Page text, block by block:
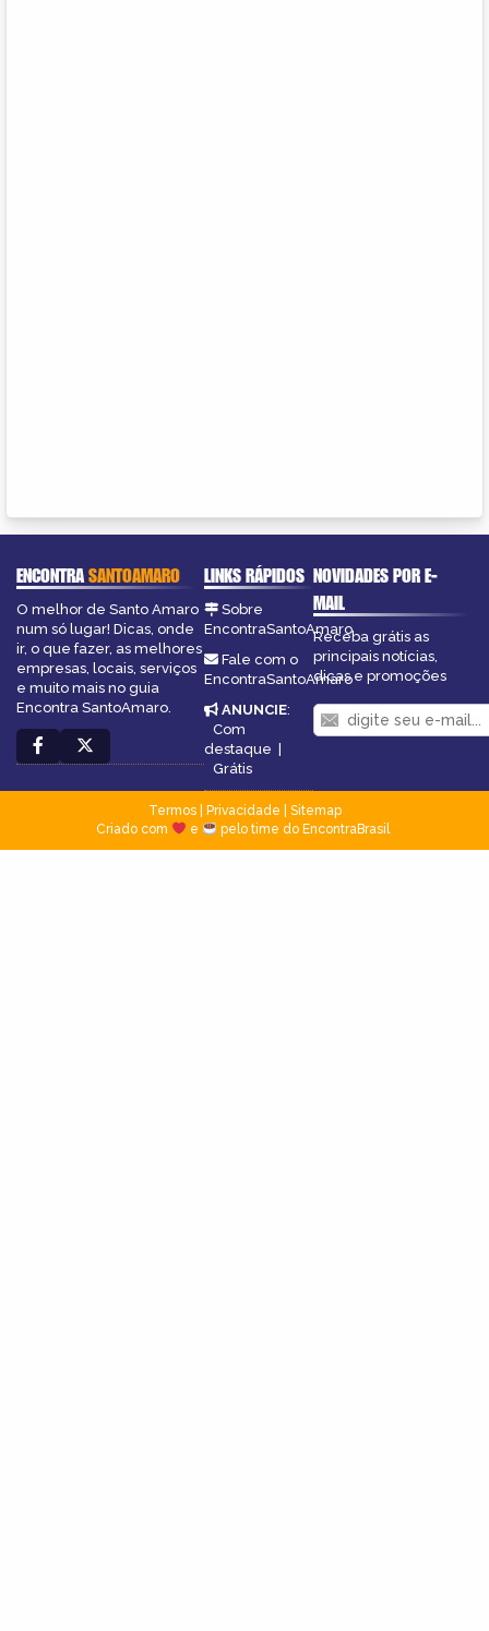
ENCONTRASANTOAMARO
O melhor de Santo Amaro
num só lugar! Dicas, onde
ir, o que fazer, as melhores
empresas, locais, serviços
e muito mais no guia
Encontra SantoAmaro.
LINKS RÁPIDOS
Sobre
EncontraSantoAmaro
Fale com o
EncontraSantoAmaro
ANUNCIE:
Com
destaque
Grátis
NOVIDADES POR E-
MAIL
Receba grátis as
principais notícias,
dicas e promoções
Termos| Privacidade
Sitemap
Criado com
e pelo time do EncontraBrasil